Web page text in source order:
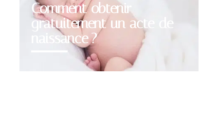
Comment obtenir
gratuitement un acte de
naissance ?